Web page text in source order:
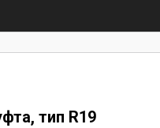
тип R19